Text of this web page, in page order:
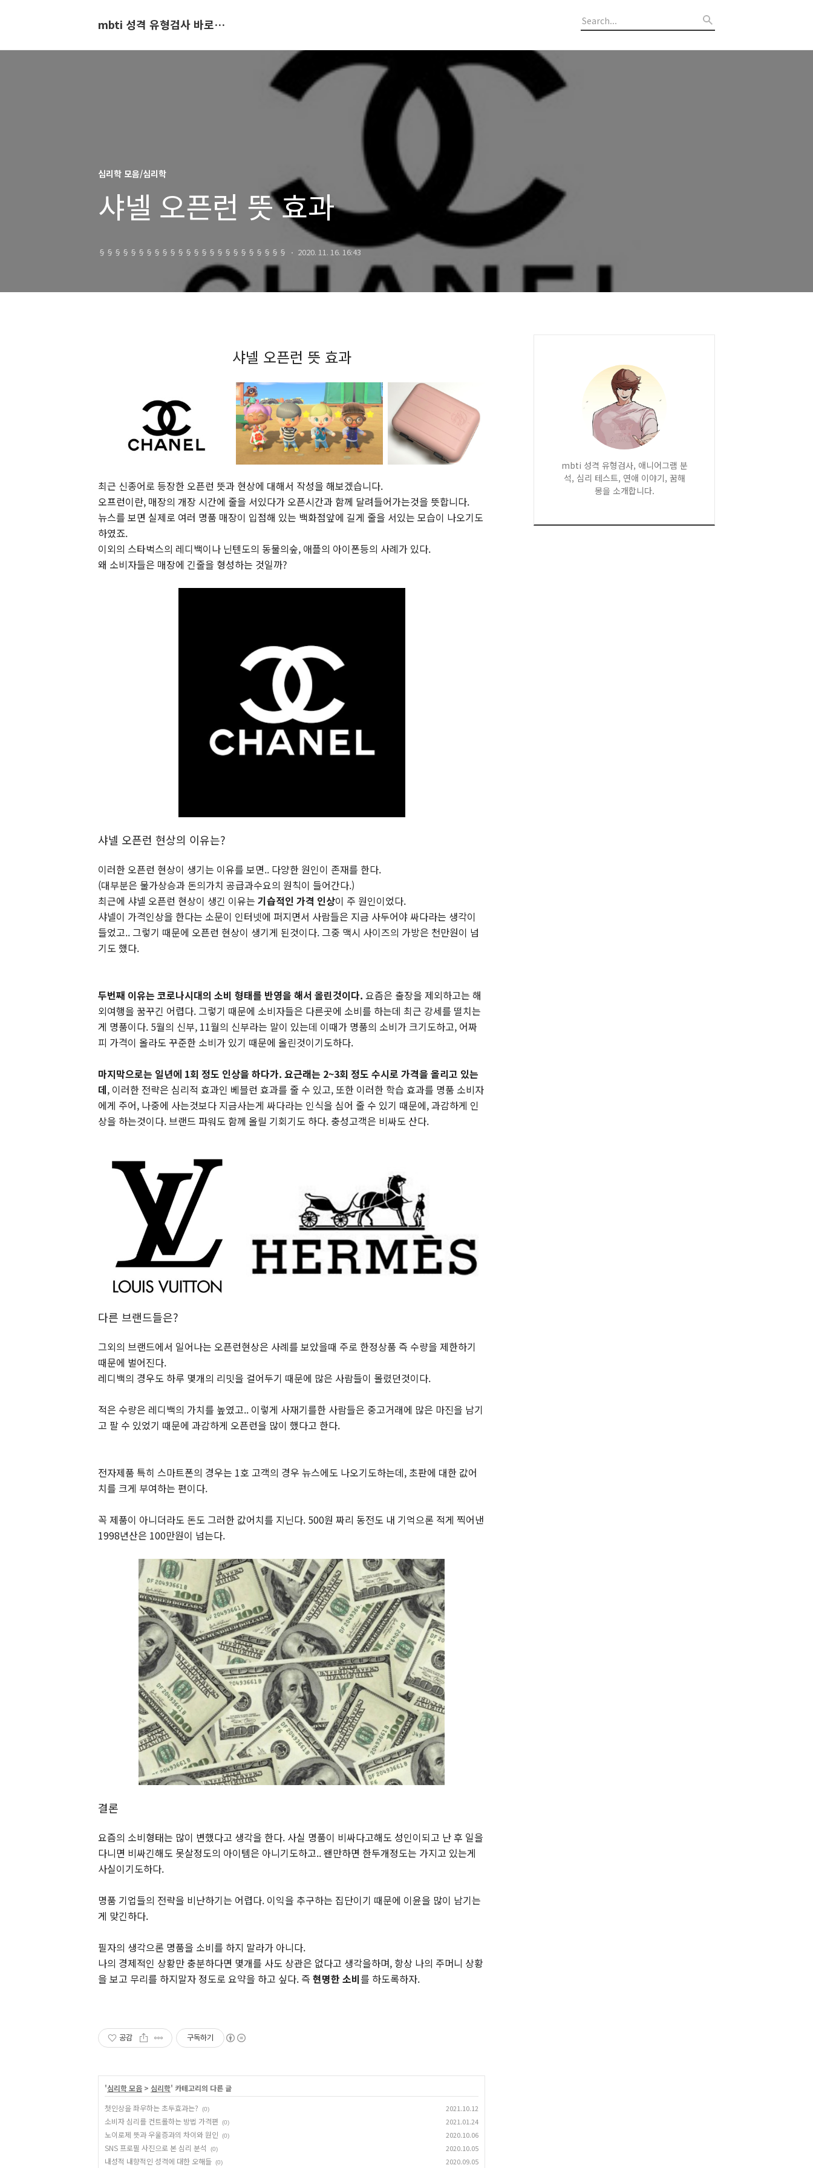
mbti 성격 유형검사 바로가기
심리학 모음/심리학
샤넬 오픈런 뜻 효과
§§§§§§§§§§§§§§§§§§§§§§§§ 2020. 11. 16. 16:43
샤넬 오픈런 뜻 효과
최근 신종어로 등장한 오픈런 뜻과 현상에 대해서 작성을 해보겠습니다.
오프런이란, 매장의 개장 시간에 줄을 서있다가 오픈시간과 함께 달려들어가는것을 뜻합니다.
뉴스를 보면 실제로 여러 명품 매장이 입점해 있는 백화점앞에 길게 줄을 서있는 모습이 나오기도
하였죠.
이외의 스타벅스의 레디백이나 닌텐도의 동물의숲, 애플의 아이폰등의 사례가 있다.
왜 소비자들은 매장에 긴줄을 형성하는 것일까?
샤넬 오픈런 현상의 이유는?
이러한 오픈런 현상이 생기는 이유를 보면.. 다양한 원인이 존재를 한다.
(대부분은 물가상승과 돈의가치 공급과수요의 원칙이 들어간다.)
최근에 샤넬 오픈런 현상이 생긴 이유는 기습적인 가격 인상이 주 원인이었다.
샤넬이 가격인상을 한다는 소문이 인터넷에 퍼지면서 사람들은 지금 사두어야 싸다라는 생각이
들었고.. 그렇기 때문에 오픈런 현상이 생기게 된것이다. 그중 맥시 사이즈의 가방은 천만원이 넘
기도 했다.
두번째 이유는 코로나시대의 소비 형태를 반영을 해서 올린것이다. 요즘은 출장을 제외하고는 해
외여행을 꿈꾸긴 어렵다. 그렇기 때문에 소비자들은 다른곳에 소비를 하는데 최근 강세를 떨치는
게 명품이다. 5월의 신부, 11월의 신부라는 말이 있는데 이때가 명품의 소비가 크기도하고, 어짜
피 가격이 올라도 꾸준한 소비가 있기 때문에 올린것이기도하다.
마지막으로는 일년에 1회 정도 인상을 하다가. 요근래는 2~3회 정도 수시로 가격을 올리고 있는
데, 이러한 전략은 심리적 효과인 베블런 효과를 줄 수 있고, 또한 이러한 학습 효과를 명품 소비자
에게 주어, 나중에 사는것보다 지금사는게 싸다라는 인식을 심어 줄 수 있기 때문에, 과감하게 인
상을 하는것이다. 브랜드 파워도 함께 올릴 기회기도 하다. 충성고객은 비싸도 산다.
다른 브랜드들은?
그외의 브랜드에서 일어나는 오픈런현상은 사례를 보았을때 주로 한정상품 즉 수량을 제한하기
때문에 벌어진다.
레디백의 경우도 하루 몇개의 리밋을 걸어두기 때문에 많은 사람들이 몰렸던것이다.
적은 수량은 레디백의 가치를 높였고.. 이렇게 사재기를한 사람들은 중고거래에 많은 마진을 남기
고 팔 수 있었기 때문에 과감하게 오픈런을 많이 했다고 한다.
전자제품 특히 스마트폰의 경우는 1호 고객의 경우 뉴스에도 나오기도하는데, 초판에 대한 값어
치를 크게 부여하는 편이다.
꼭 제품이 아니더라도 돈도 그러한 값어치를 지닌다. 500원 짜리 동전도 내 기억으론 적게 찍어낸
1998년산은 100만원이 넘는다.
결론
요즘의 소비형태는 많이 변했다고 생각을 한다. 사실 명품이 비싸다고해도 성인이되고 난 후 일을
다니면 비싸긴해도 못살정도의 아이템은 아니기도하고.. 왠만하면 한두개정도는 가지고 있는게
사실이기도하다.
명품 기업들의 전략을 비난하기는 어렵다. 이익을 추구하는 집단이기 때문에 이윤을 많이 남기는
게 맞긴하다.
필자의 생각으론 명품을 소비를 하지 말라가 아니다.
나의 경제적인 상황만 충분하다면 몇개를 사도 상관은 없다고 생각을하며, 항상 나의 주머니 상황
을 보고 무리를 하지말자 정도로 요약을 하고 싶다. 즉 현명한 소비를 하도록하자.
공감 구독하기
'심리학 모음 > 심리학' 카테고리의 다른 글
첫인상을 좌우하는 초두효과는?
(0) 2021.10.12
소비자 심리를 컨트롤하는 방법 가격편 (0) 2021.01.24
노이로제 뜻과 우울증과의 차이와 원인 (0) 2020.10.06
SNS 프로필 사진으로 본 심리 분석 (0) 2020.10.05
내성적 내향적인 성격에 대한 오해들 (0) 2020.09.05
mbti 성격 유형검사, 애니어그램 분
석, 심리 테스트, 연애 이야기, 꿈해
몽을 소개합니다.